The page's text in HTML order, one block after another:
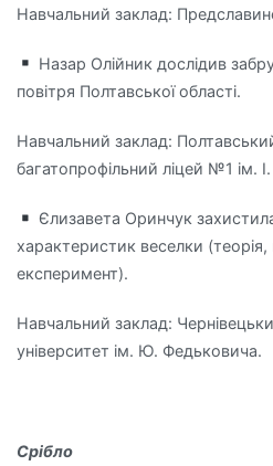
Навчальний заклад:
Назар Олійник дослідив
повітря Полтавської області.
Навчальний заклад:
багатопрофільний ліцей №1 ім.
Єлизавета Оринчук
характеристик веселки
експеримент).
Навчальний заклад:
університет ім. Ю. Федьковича.
Срібло